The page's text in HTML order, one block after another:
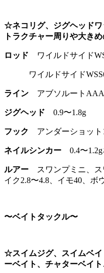
☆ネコリグ、ジグヘッドワ
トラクチャー周りや大き
ロッド ワイルドサイド
ワイルドサイド
ライン アブソルート
ジグヘッド 0.9〜1.8g
フック アンダーショット
ネイルシンカー 0.4〜1.2g
ルアー スワンプミニ、ス
イク2.8〜4.8、イモ40、ボ
〜ベイトタックル〜
☆スイムジグ、スイムベ
ーベイト、チャターベイ